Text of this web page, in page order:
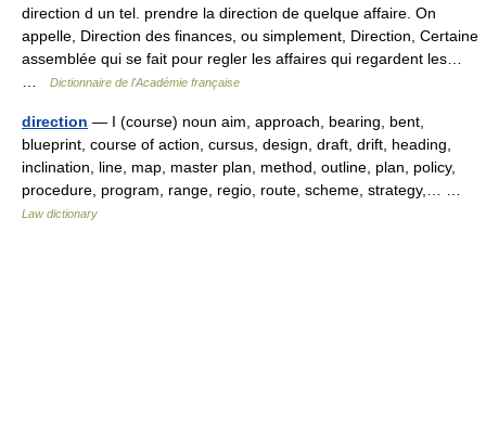
direction d un tel. prendre la direction de quelque affaire. On
appelle, Direction des finances, ou simplement, Direction, Certaine
assemblée qui se fait pour regler les affaires qui regardent les…
Dictionnaire de l'Académie française
direction — I (course) noun aim, approach, bearing, bent,
blueprint, course of action, cursus, design, draft, drift, heading,
inclination, line, map, master plan, method, outline, plan, policy,
procedure, program, range, regio, route, scheme, strategy,… …
Law dictionary